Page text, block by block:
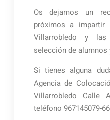
Os dejamos un
próximos a impartir
Villarrobledo y
selección de
Si tienes alguna
Agencia de
Villarrobledo Calle
teléfono 967145079-